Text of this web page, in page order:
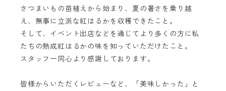
さつまいもの苗植えから始まり、夏の暑さを乗り越
え、無事に立派な紅はるかを収穫できたこと。
そして、イベント出店などを通じてより多くの方に私
たちの熟成紅はるかの味を知っていただけたこと。
スタッフ一同心より感謝しております。
皆様からいただくレビューなど、「美味しかった」と